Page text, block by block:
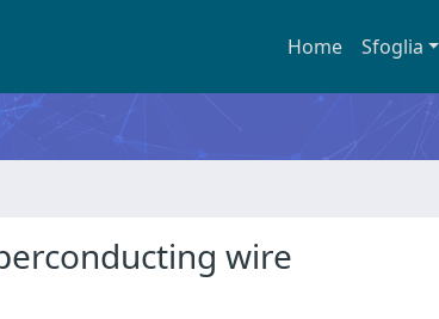
Home Sfoglia
wire